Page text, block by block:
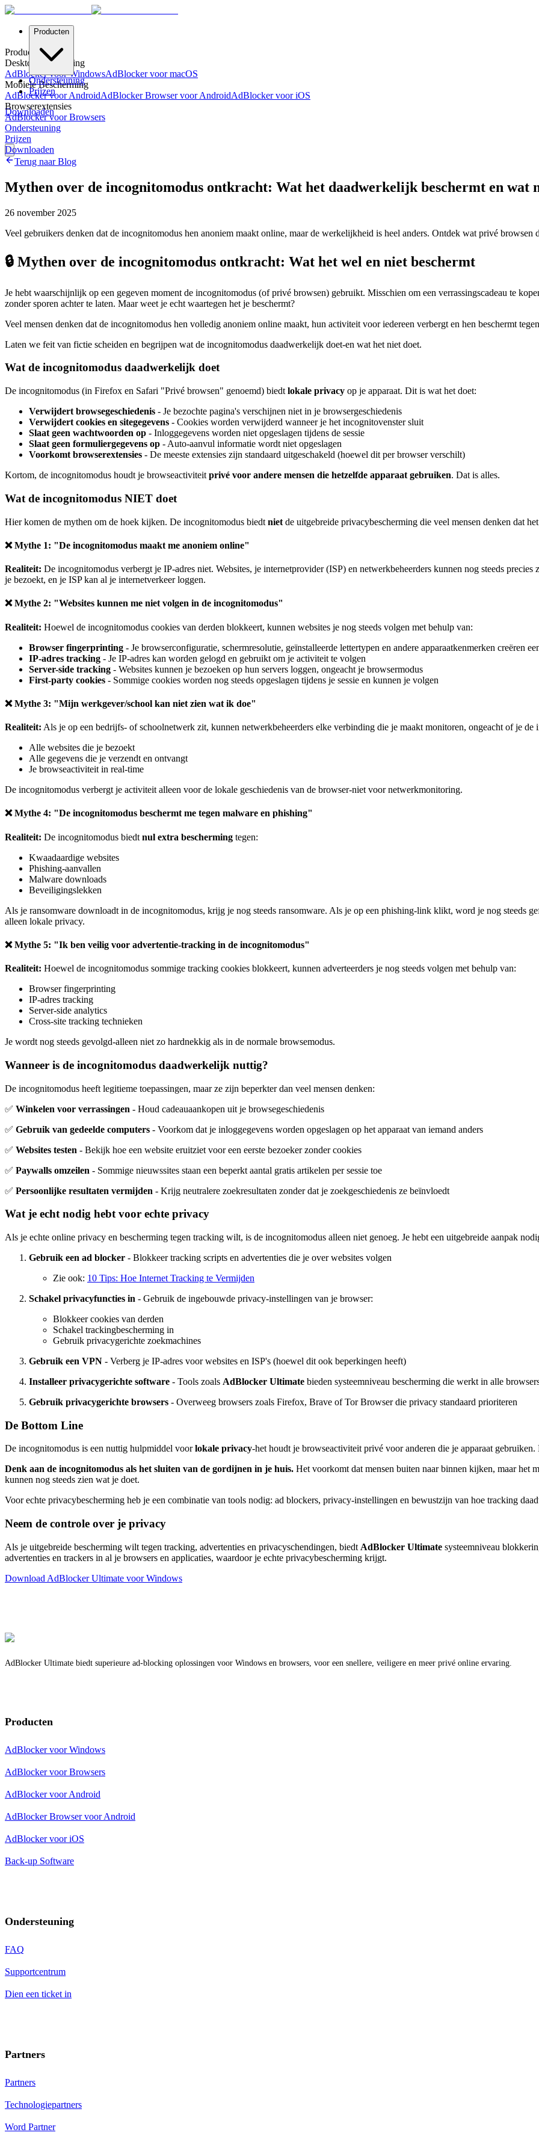
Producten
Ondersteuning
Prijzen
Downloaden
Producten
Desktopbescherming
AdBlocker voor WindowsAdBlocker voor macOS
Mobiele Bescherming
AdBlocker voor AndroidAdBlocker Browser voor AndroidAdBlocker voor iOS
Browserextensies
AdBlocker voor Browsers
Ondersteuning
Prijzen
Downloaden
Terug naar Blog
Mythen over de incognitomodus ontkracht: Wat het daadwerkelijk beschermt en wat
26 november 2025
Veel gebruikers denken dat de incognitomodus hen anoniem maakt online, maar de werkelijkheid is heel anders. Ontdek wat privé browsen
🔒 Mythen over de incognitomodus ontkracht: Wat het wel en niet beschermt
Je hebt waarschijnlijk op een gegeven moment de incognitomodus (of privé browsen) gebruikt. Misschien om een verrassingscadeau te
zonder sporen achter te laten. Maar weet je echt waartegen het je beschermt?
Veel mensen denken dat de incognitomodus hen volledig anoniem online maakt, hun activiteit voor iedereen verbergt en hen beschermt
Laten we feit van fictie scheiden en begrijpen wat de incognitomodus daadwerkelijk doet-en wat het niet doet.
Wat de incognitomodus daadwerkelijk doet
De incognitomodus (in Firefox en Safari "Privé browsen" genoemd) biedt lokale privacy op je apparaat. Dit is wat het doet:
Verwijdert browsegeschiedenis - Je bezochte pagina's verschijnen niet in je browsergeschiedenis
Verwijdert cookies en sitegegevens - Cookies worden verwijderd wanneer je het incognitovenster sluit
Slaat geen wachtwoorden op - Inloggegevens worden niet opgeslagen tijdens de sessie
Slaat geen formuliergegevens op - Auto-aanvul informatie wordt niet opgeslagen
Voorkomt browserextensies - De meeste extensies zijn standaard uitgeschakeld (hoewel dit per browser verschilt)
Kortom, de incognitomodus houdt je browseactiviteit privé voor andere mensen die hetzelfde apparaat gebruiken. Dat is alles.
Wat de incognitomodus NIET doet
Hier komen de mythen om de hoek kijken. De incognitomodus biedt niet de uitgebreide privacybescherming die veel mensen denken dat
❌ Mythe 1: "De incognitomodus maakt me anoniem online"
Realiteit: De incognitomodus verbergt je IP-adres niet. Websites, je internetprovider (ISP) en netwerkbeheerders kunnen nog steeds
je bezoekt, en je ISP kan al je internetverkeer loggen.
❌ Mythe 2: "Websites kunnen me niet volgen in de incognitomodus"
Realiteit: Hoewel de incognitomodus cookies van derden blokkeert, kunnen websites je nog steeds volgen met behulp van:
Browser fingerprinting - Je browserconfiguratie, schermresolutie, geïnstalleerde lettertypen en andere apparaatkenmerken creëren
IP-adres tracking - Je IP-adres kan worden gelogd en gebruikt om je activiteit te volgen
Server-side tracking - Websites kunnen je bezoeken op hun servers loggen, ongeacht je browsermodus
First-party cookies - Sommige cookies worden nog steeds opgeslagen tijdens je sessie en kunnen je volgen
❌ Mythe 3: "Mijn werkgever/school kan niet zien wat ik doe"
Realiteit: Als je op een bedrijfs- of schoolnetwerk zit, kunnen netwerkbeheerders elke verbinding die je maakt monitoren, ongeacht of je
Alle websites die je bezoekt
Alle gegevens die je verzendt en ontvangt
Je browseactiviteit in real-time
De incognitomodus verbergt je activiteit alleen voor de lokale geschiedenis van de browser-niet voor netwerkmonitoring.
❌ Mythe 4: "De incognitomodus beschermt me tegen malware en phishing"
Realiteit: De incognitomodus biedt nul extra bescherming tegen:
Kwaadaardige websites
Phishing-aanvallen
Malware downloads
Beveiligingslekken
Als je ransomware downloadt in de incognitomodus, krijg je nog steeds ransomware. Als je op een phishing-link klikt, word je nog steeds
alleen lokale privacy.
❌ Mythe 5: "Ik ben veilig voor advertentie-tracking in de incognitomodus"
Realiteit: Hoewel de incognitomodus sommige tracking cookies blokkeert, kunnen adverteerders je nog steeds volgen met behulp van:
Browser fingerprinting
IP-adres tracking
Server-side analytics
Cross-site tracking technieken
Je wordt nog steeds gevolgd-alleen niet zo hardnekkig als in de normale browsemodus.
Wanneer is de incognitomodus daadwerkelijk nuttig?
De incognitomodus heeft legitieme toepassingen, maar ze zijn beperkter dan veel mensen denken:
✅ Winkelen voor verrassingen - Houd cadeauaankopen uit je browsegeschiedenis
✅ Gebruik van gedeelde computers - Voorkom dat je inloggegevens worden opgeslagen op het apparaat van iemand anders
✅ Websites testen - Bekijk hoe een website eruitziet voor een eerste bezoeker zonder cookies
✅ Paywalls omzeilen - Sommige nieuwssites staan een beperkt aantal gratis artikelen per sessie toe
✅ Persoonlijke resultaten vermijden - Krijg neutralere zoekresultaten zonder dat je zoekgeschiedenis ze beïnvloedt
Wat je echt nodig hebt voor echte privacy
Als je echte online privacy en bescherming tegen tracking wilt, is de incognitomodus alleen niet genoeg. Je hebt een uitgebreide aanpak
Gebruik een ad blocker - Blokkeer tracking scripts en advertenties die je over websites volgen
Zie ook: 10 Tips: Hoe Internet Tracking te Vermijden
Schakel privacyfuncties in - Gebruik de ingebouwde privacy-instellingen van je browser:
Blokkeer cookies van derden
Schakel trackingbescherming in
Gebruik privacygerichte zoekmachines
Gebruik een VPN - Verberg je IP-adres voor websites en ISP's (hoewel dit ook beperkingen heeft)
Installeer privacygerichte software - Tools zoals AdBlocker Ultimate bieden systeemniveau bescherming die werkt in alle
Gebruik privacygerichte browsers - Overweeg browsers zoals Firefox, Brave of Tor Browser die privacy standaard prioriteren
De Bottom Line
De incognitomodus is een nuttig hulpmiddel voorlokale privacy-het houdt je browseactiviteit privé voor anderen die je apparaat
Denk aan de incognitomodus als het sluiten van de gordijnen in je huis. Het voorkomt dat mensen buiten naar binnen kijken, maar het
kunnen nog steeds zien wat je doet.
Voor echte privacybescherming heb je een combinatie van tools nodig: ad blockers, privacy-instellingen en bewustzijn van hoe tracking
Neem de controle over je privacy
Als je uitgebreide bescherming wilt tegen tracking, advertenties en privacyschendingen, biedt AdBlocker Ultimate systeemniveau
advertenties en trackers in al je browsers en applicaties, waardoor je echte privacybescherming krijgt.
Download AdBlocker Ultimate voor Windows
AdBlocker Ultimate biedt superieure ad-blocking oplossingen voor Windows en browsers, voor een snellere, veiligere en meer privé online ervaring.
Producten
AdBlocker voor Windows
AdBlocker voor Browsers
AdBlocker voor Android
AdBlocker Browser voor Android
AdBlocker voor iOS
Back-up Software
Ondersteuning
FAQ
Supportcentrum
Dien een ticket in
Partners
Partners
Technologiepartners
Word Partner